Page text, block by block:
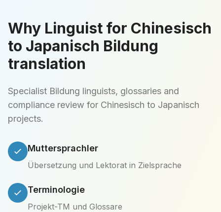
Why Linguist for Chinesisch
to Japanisch Bildung
translation
Specialist Bildung linguists, glossaries and
compliance review for Chinesisch to Japanisch
projects.
Muttersprachler
Übersetzung und Lektorat in Zielsprache
Terminologie
Projekt-TM und Glossare